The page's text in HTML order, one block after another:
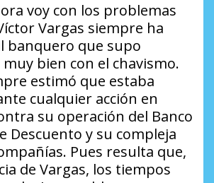
voy con los problemas
Vargas siempre ha
banquero que supo
bien con el chavismo.
estimó que estaba
cualquier acción en
su operación del Banco
Descuento y su compleja
Pues resulta que,
de Vargas, los tiempos